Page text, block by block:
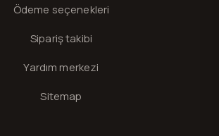
Ödeme seçenekleri
Sipariş takibi
Yardım merkezi
Sitemap